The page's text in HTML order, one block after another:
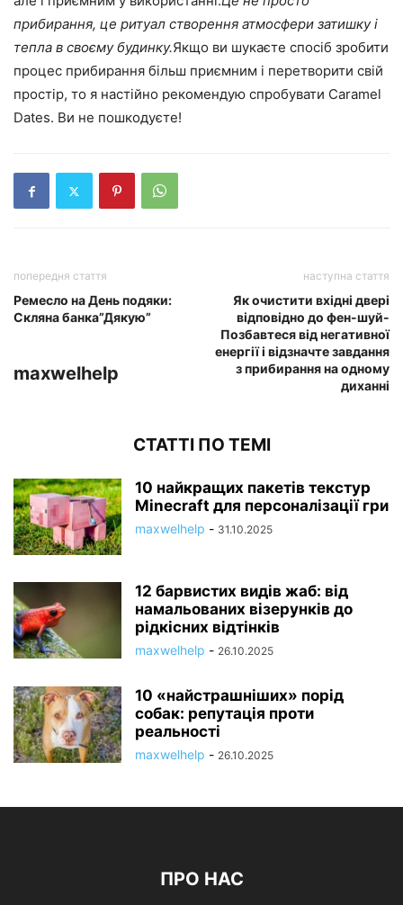
прибирання, це ритуал створення атмосфери затишку і
тепла в своєму будинку.Якщо ви шукаєте спосіб зробити
процес прибирання більш приємним і перетворити свій
простір, то я настійно рекомендую спробувати Caramel
Dates. Ви не пошкодуєте!
попередня стаття
Ремесло на День подяки:
Скляна банка”Дякую”
наступна стаття
Як очистити вхідні двері
відповідно до фен-шуй-
Позбавтеся від негативної
енергії і відзначте завдання
з прибирання на одному
диханні
maxwelhelp
СТАТТІ ПО ТЕМІ
10 найкращих пакетів текстур
Minecraft для персоналізації гри
maxwelhelp - 31.10.2025
12 барвистих видів жаб: від
намальованих візерунків до
рідкісних відтінків
maxwelhelp - 26.10.2025
10 «найстрашніших» порід
собак: репутація проти
реальності
maxwelhelp - 26.10.2025
ПРО НАС